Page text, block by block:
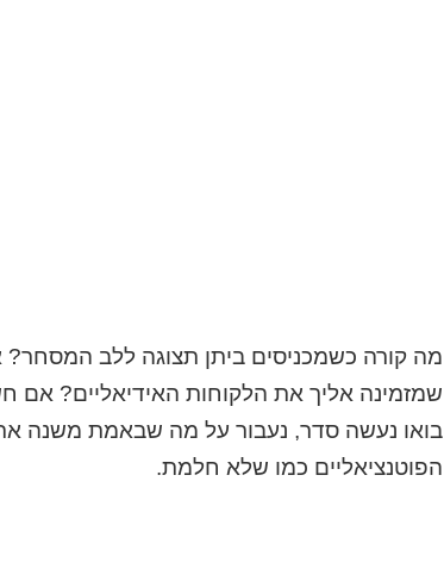
מה קורה כשמכניסים ביתן תצוגה ללב המסחר?
שמזמינה אליך את הלקוחות האידיאליים? אם
בואו נעשה סדר, נעבור על מה שבאמת משנה
הפוטנציאליים כמו שלא חלמת.